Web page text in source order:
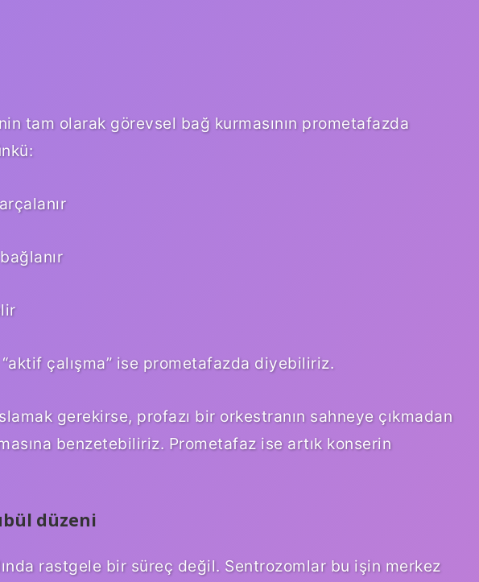
tam olarak görevsel bağ kurmasının prometafazda
çalışma” ise prometafazda diyebiliriz.
gerekirse, profazı bir orkestranın sahneye çıkmadan
benzetebiliriz. Prometafaz ise artık konserin
düzeni
rastgele bir süreç değil. Sentrozomlar bu işin merkez